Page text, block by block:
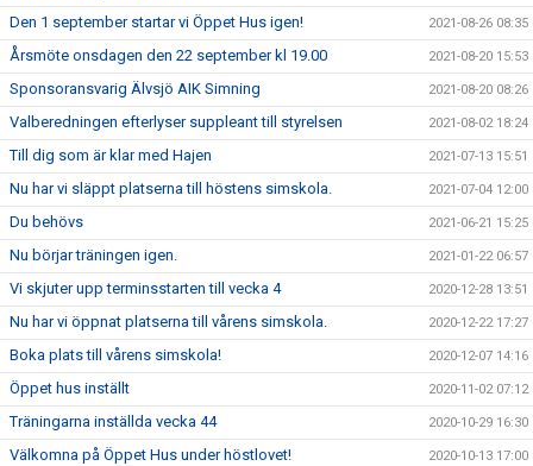
Den 1 september startar vi Öppet Hus igen! 2021-08-26 08:35
Årsmöte onsdagen den 22 september kl 19.00 2021-08-20 15:53
Sponsoransvarig Älvsjö AIK Simning 2021-08-20 08:26
Valberedningen efterlyser suppleant till styrelsen 2021-08-02 18:24
Till dig som är klar med Hajen 2021-07-13 15:51
Nu har vi släppt platserna till höstens simskola. 2021-07-04 12:00
Du behövs 2021-06-21 15:25
Nu börjar träningen igen. 2021-01-22 06:57
Vi skjuter upp terminsstarten till vecka 4 2020-12-28 13:51
Nu har vi öppnat platserna till vårens simskola. 2020-12-22 17:27
Boka plats till vårens simskola! 2020-12-07 14:16
Öppet hus inställt 2020-11-02 07:12
Träningarna inställda vecka 44 2020-10-29 16:30
Välkomna på Öppet Hus under höstlovet! 2020-10-13 17:00